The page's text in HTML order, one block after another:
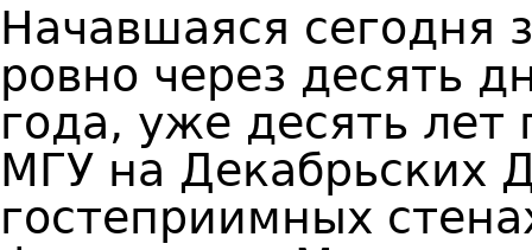
Начавшаяся сегодня
ровно через десять
года, уже десять лет
МГУ на Декабрьских
гостеприимных